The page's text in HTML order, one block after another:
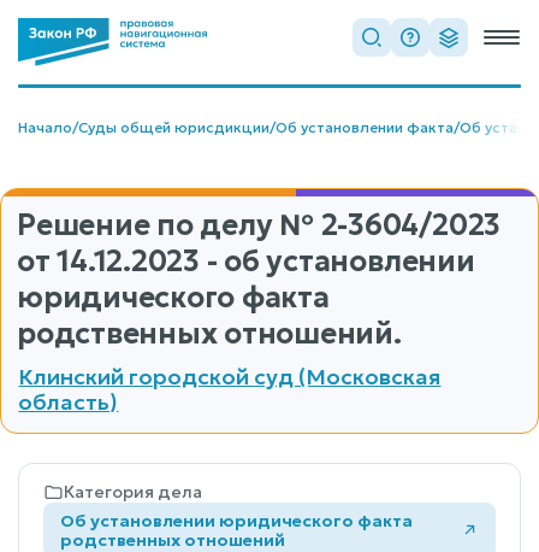
Начало/Суды общей юрисдикции/Об установлении факта/Об
Решение по делу № 2-3604/2023
от 14.12.2023 - об установлении
юридического факта
родственных отношений.
Клинский городской суд (Московская
область)
Категория дела
Об установлении юридического факта
родственных отношений